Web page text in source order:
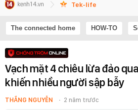
Tek-life
The connected home HOW-TO
Vạch mặt 4 chiêu lừa đảo
khiến nhiều người sập bẫy
THẮNG NGUYỄN 2 năm trước